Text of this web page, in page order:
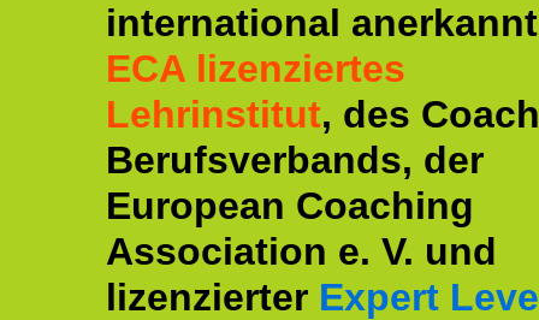
international
ECA lizenziertes
Lehrinstitut, des
Berufsverbands, der
European Coaching
Association e. V. und
lizenzierter Expert